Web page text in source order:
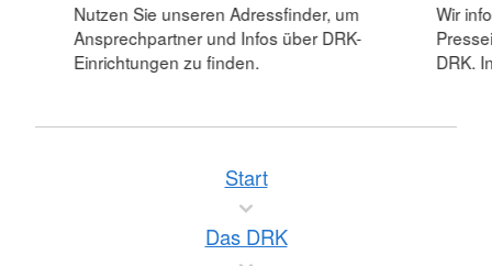
Nutzen Sie unseren Adressfinder, um
Ansprechpartner und Infos über DRK-
Einrichtungen zu finden.
Wir
DRK.
Start
Das DRK